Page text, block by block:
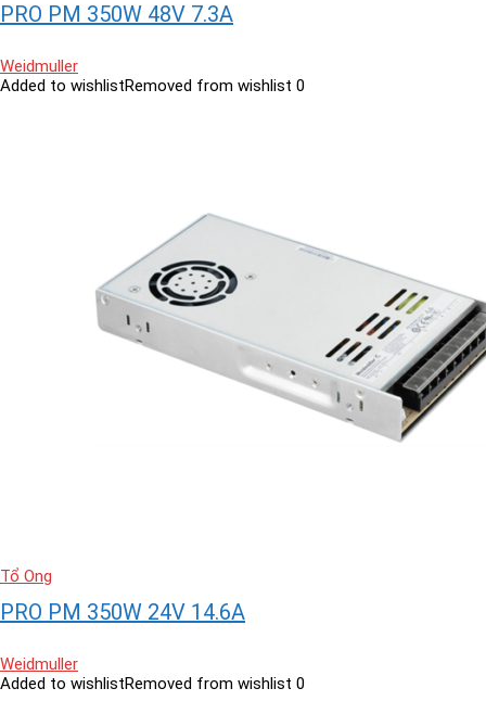
PRO PM 350W 48V 7.3A
Weidmuller
Added to wishlistRemoved from wishlist 0
Tổ Ong
PRO PM 350W 24V 14.6A
Weidmuller
Added to wishlistRemoved from wishlist 0